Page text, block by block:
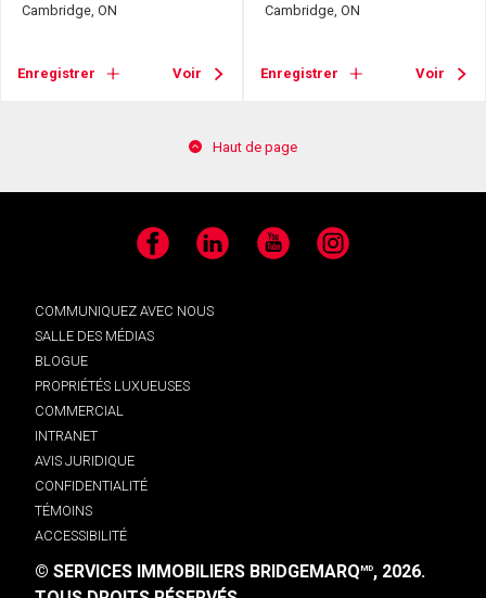
Cambridge, ON
Enregistrer Voir
Cambridge, ON
Enregistrer Voir
Haut de page
Facebook LinkedIn YouTube Instagram
COMMUNIQUEZ AVEC NOUS
SALLE DES MÉDIAS
BLOGUE
PROPRIÉTÉS LUXUEUSES
COMMERCIAL
INTRANET
AVIS JURIDIQUE
CONFIDENTIALITÉ
TÉMOINS
ACCESSIBILITÉ
© SERVICES IMMOBILIERS BRIDGEMARQMD, 2026.